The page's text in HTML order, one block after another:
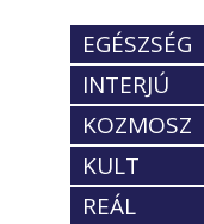
EGÉSZSÉG
INTERJÚ
KOZMOSZ
KULT
REÁL